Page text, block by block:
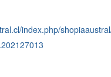
index.php/